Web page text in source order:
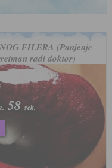
FILERA (Punjenje
radi doktor)
55 sek.
55 sek.